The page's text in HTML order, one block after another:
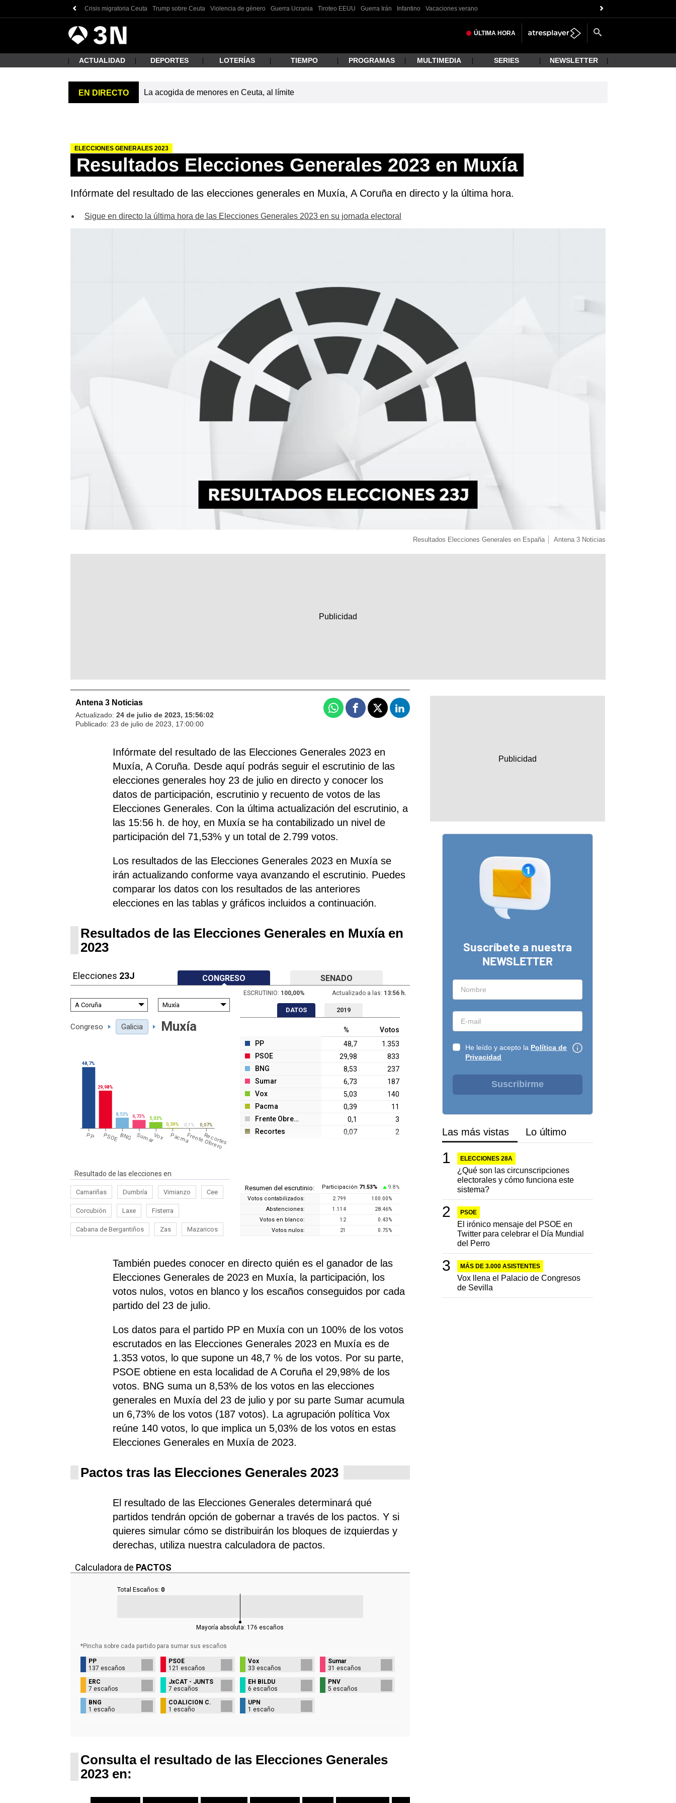
Crisis migratoria Ceuta Trump sobre Ceuta Violencia de género Guerra Ucrania Tiroteo EEUU Guerra Irán Infantino Vacaciones verano
3
Noticias ÚLTIMA HORA
Buscar
ACTUALIDAD DEPORTES LOTERÍAS TIEMPO PROGRAMAS MULTIMEDIA SERIES NEWSLETTER
EN DIRECTO La acogida de menores en Ceuta, al límite
ELECCIONES GENERALES 2023
Resultados Elecciones Generales 2023 en Muxía
Infórmate del resultado de las elecciones generales en Muxía, A Coruña en directo y la última hora.
Sigue en directo la última hora de las Elecciones Generales 2023 en su jornada electoral
Resultados Elecciones Generales en España Antena 3 Noticias
Antena 3 Noticias
Actualizado: 24 de julio de 2023, 15:56:02
Publicado: 23 de julio de 2023, 17:00:00
WhatsappFacebook
X Linkedin
Infórmate del resultado de las Elecciones Generales 2023 en
Muxía, A Coruña. Desde aquí podrás seguir el escrutinio de las
elecciones generales hoy 23 de julio en directo y conocer los
datos de participación, escrutinio y recuento de votos de las
Elecciones Generales. Con la última actualización del escrutinio, a
las 15:56 h. de hoy, en Muxía se ha contabilizado un nivel de
participación del 71,53% y un total de 2.799 votos.
Los resultados de las Elecciones Generales 2023 en Muxía se
irán actualizando conforme vaya avanzando el escrutinio. Puedes
comparar los datos con los resultados de las anteriores
elecciones en las tablas y gráficos incluidos a continuación.
Resultados de las Elecciones Generales en Muxía en
2023
Elecciones 23J CONGRESO SENADO
ESCRUTINIO: 100,00% Actualizado a las: 13:56 h.
Congreso Galicia Muxía
PP PSOE BNG SumarVox PacmaFrente Obrero
Recortes
48,7%
29,98%
8,53% 6,73%
5,03%
0,39%
0,1% 0,07%
Resultado de las elecciones en
Camariñas Dumbría Vimianzo Cee
Corcubión Laxe Fisterra
Cabana de Bergantiños Zas Mazaricos
DATOS 2019
%
Votos
PP
48,7
1.353
PSOE
29,98
833
BNG
8,53
237
Sumar
6,73
187
Vox
5,03
140
Pacma
0,39
11
Frente Obrero
0,1
3
Recortes
0,07 2
Resumen del escrutinio: Participación 71.53% 9.8 %
Votos contabilizados: 2.799 100.00%
Abstenciones: 1.114 28.46%
Votos en blanco: 12 0.43%
Votos nulos: 21 0.75%
También puedes conocer en directo quién es el ganador de las
Elecciones Generales de 2023 en Muxía, la participación, los
votos nulos, votos en blanco y los escaños conseguidos por cada
partido del 23 de julio.
Los datos para el partido PP en Muxía con un 100% de los votos
escrutados en las Elecciones Generales 2023 en Muxía es de
1.353 votos, lo que supone un 48,7 % de los votos. Por su parte,
PSOEobtiene en esta localidad de A Coruña el 29,98% de los
votos. BNGsuma un 8,53% de los votos en las elecciones
generales en Muxía del 23 de julio y por su parte Sumaracumula
un 6,73% de los votos (187 votos). La agrupación política Vox
reúne 140 votos, lo que implica un 5,03% de los votos en estas
Elecciones Generales en Muxía de 2023.
Pactos tras las Elecciones Generales 2023
El resultado de las Elecciones Generales determinará qué
partidos tendrán opción de gobernar a través de los pactos. Y si
quieres simular cómo se distribuirán los bloques de izquierdas y
derechas, utiliza nuestra calculadora de pactos.
Calculadora de PACTOS
Total Escaños: 0
Mayoría absoluta:176 escaños
*Pincha sobre cada partido para sumar sus escaños
PP
137 escaños
PSOE
121 escaños
Vox
33 escaños
Sumar
31 escaños
ERC
7 escaños
JxCAT - JUNTS
7 escaños
EH BILDU
6 escaños
PNV
5 escaños
BNG
1 escaño
COALICIÓN C.
1 escaño
UPN
1 escaño
Consulta el resultado de las Elecciones Generales
2023 en:
Suscríbete a nuestra
NEWSLETTER
He leído y acepto la Política de
Privacidad
Suscribirme
Las más vistas Lo último
ELECCIONES 28A
¿Qué son las circunscripciones
electorales y cómo funciona este
sistema?
PSOE
El irónico mensaje del PSOE en
Twitter para celebrar el Día Mundial
del Perro
MÁS DE 3.000 ASISTENTES
Vox llena el Palacio de Congresos
de Sevilla